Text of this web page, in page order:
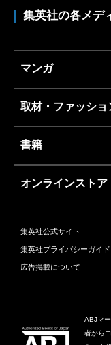
集英社の各メデ
マンガ
取材・ファッショ
書籍
オンラインスト
集英社公式サイト
集英社プライバシーガイ
広告掲載について
ABJマ
者から